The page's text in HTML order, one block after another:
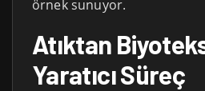
örnek sunuyor.
Atıktan
Yaratıcı Süreç